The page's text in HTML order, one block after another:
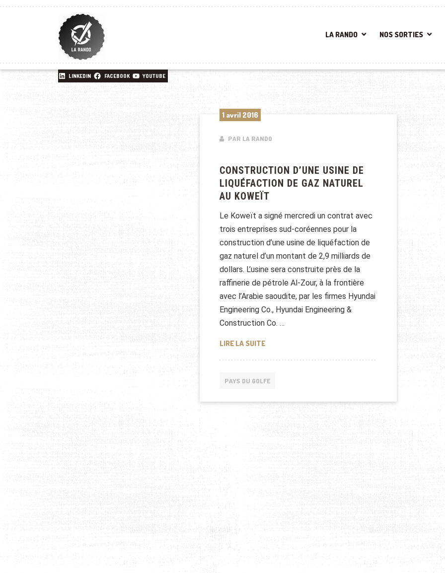
LA RANDO NOS SORTIES
LINKEDIN FACEBOOK YOUTUBE
1 avril 2016
PAR LA RANDO
CONSTRUCTION D’UNE USINE DE
LIQUÉFACTION DE GAZ NATUREL
AU KOWEÏT
Le Koweït a signé mercredi un contrat avec
trois entreprises sud-coréennes pour la
construction d’une usine de liquéfaction de
gaz naturel d’un montant de 2,9 milliards de
dollars. L’usine sera construite près de la
raffinerie de pétrole Al-Zour, à la frontière
avec l’Arabie saoudite, par les firmes Hyundai
Engineering Co., Hyundai Engineering &
Construction Co. …
LIRE LA SUITECONSTRUCTION D’UNE USINE DE LIQUÉFACTION DE
PAYS DU GOLFE